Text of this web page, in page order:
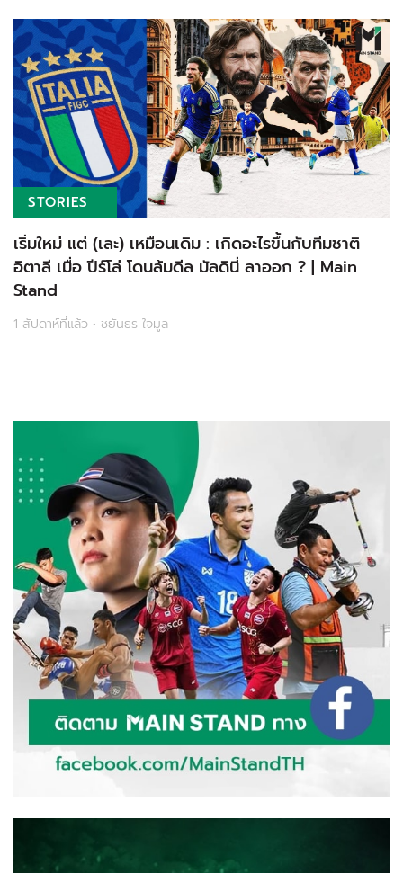
STORIES
เริ่มใหม่ แต่ (เละ) เหมือนเดิม : เกิดอะไรขึ้นกับทีมชาติ
อิตาลี เมื่อ ปีร์โล่ โดนล้มดีล มัลดินี่ ลาออก ? | Main
Stand
1 สัปดาห์ที่แล้ว • ชยันธร ใจมูล